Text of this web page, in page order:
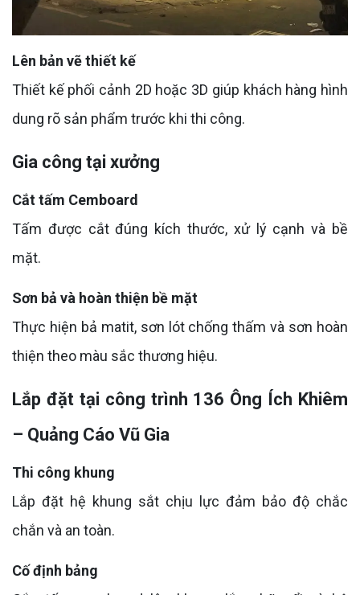
Lên bản vẽ thiết kế
Thiết kế phối cảnh 2D hoặc 3D giúp khách hàng hình
dung rõ sản phẩm trước khi thi công.
Gia công tại xưởng
Cắt tấm Cemboard
Tấm được cắt đúng kích thước, xử lý cạnh và bề
mặt.
Sơn bả và hoàn thiện bề mặt
Thực hiện bả matit, sơn lót chống thấm và sơn hoàn
thiện theo màu sắc thương hiệu.
Lắp đặt tại công trình 136 Ông Ích Khiêm
– Quảng Cáo Vũ Gia
Thi công khung
Lắp đặt hệ khung sắt chịu lực đảm bảo độ chắc
chắn và an toàn.
Cố định bảng